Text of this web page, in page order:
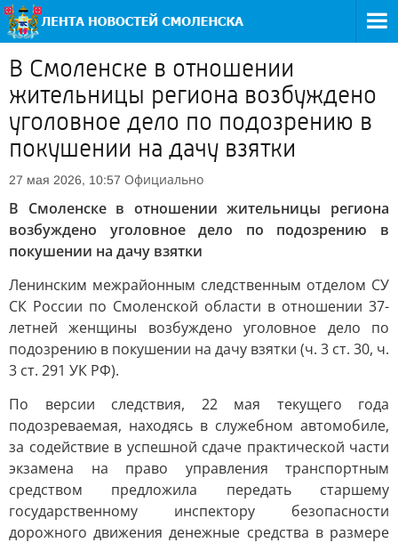
В Смоленске в отношении
жительницы региона возбуждено
уголовное дело по подозрению в
покушении на дачу взятки
27 мая 2026, 10:57 Официально
В Смоленске в отношении жительницы региона
возбуждено уголовное дело по подозрению в
покушении на дачу взятки
Ленинским межрайонным следственным отделом СУ
СК России по Смоленской области в отношении 37-
летней женщины возбуждено уголовное дело по
подозрению в покушении на дачу взятки (ч. 3 ст. 30, ч.
3 ст. 291 УК РФ).
По версии следствия, 22 мая текущего года
подозреваемая, находясь в служебном автомобиле,
за содействие в успешной сдаче практической части
экзамена на право управления транспортным
средством предложила передать старшему
государственному инспектору безопасности
дорожного движения денежные средства в размере